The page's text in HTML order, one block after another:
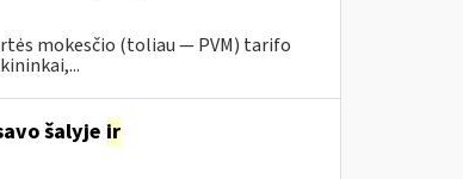
mokesčio (toliau — PVM) tarifo
šalyje ir